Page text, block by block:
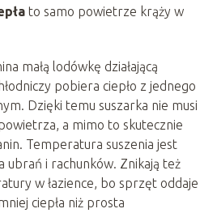
to samo powietrze krąży w
małą lodówkę działającą
pobiera ciepło z jednego
Dzięki temu suszarka nie musi
a mimo to skutecznie
Temperatura suszenia jest
ubrań i rachunków. Znikają też
w łazience, bo sprzęt oddaje
ciepła niż prosta